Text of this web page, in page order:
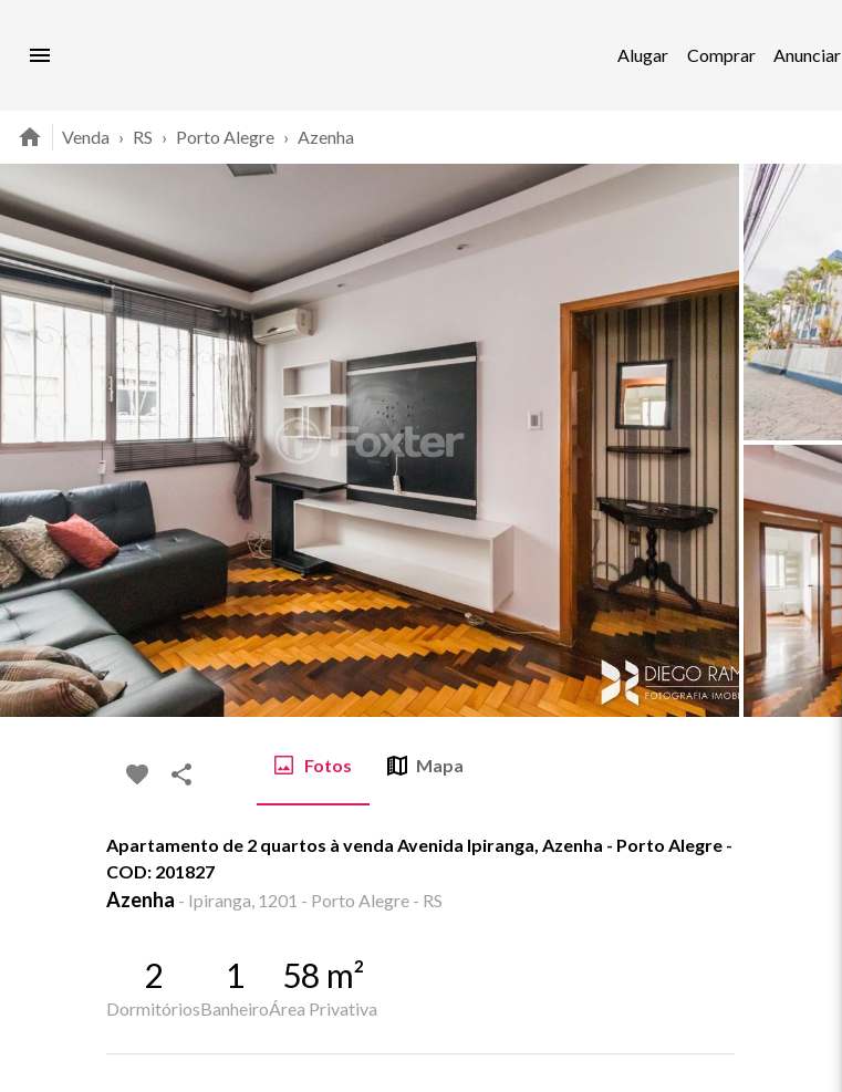
Alugar Comprar Anunciar
Venda › RS › Porto Alegre › Azenha
Fotos Mapa
Apartamento de 2 quartos à venda Avenida Ipiranga, Azenha - Porto Alegre -
COD: 201827
Azenha - Ipiranga, 1201 - Porto Alegre - RS
2
Dormitórios
1
Banheiro
58 m²
Área Privativa